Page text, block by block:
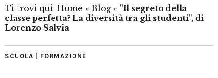
Ti trovi qui: Home » Blog » "Il segreto della
classe perfetta? La diversità tra gli studenti", di
Lorenzo Salvia
SCUOLA | FORMAZIONE